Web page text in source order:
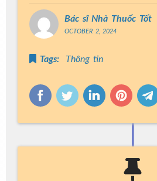
Bác sĩ Nhà Thuốc Tốt
OCTOBER 2, 2024
Tags: Thông tin